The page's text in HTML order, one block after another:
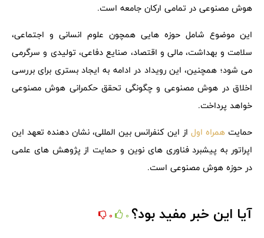
هوش مصنوعی در تمامی ارکان جامعه است.
این موضوع شامل حوزه هایی همچون علوم انسانی و اجتماعی،
سلامت و بهداشت، مالی و اقتصاد، صنایع دفاعی، تولیدی و سرگرمی
می شود؛ همچنین، این رویداد در ادامه به ایجاد بستری برای بررسی
اخلاق در هوش مصنوعی و چگونگی تحقق حکمرانی هوش مصنوعی
خواهد پرداخت.
حمایت همراه اول از این کنفرانس بین المللی، نشان دهنده تعهد این
اپراتور به پیشبرد فناوری های نوین و حمایت از پژوهش های علمی
در حوزه هوش مصنوعی است.
آیا این خبر مفید بود؟ 0
0